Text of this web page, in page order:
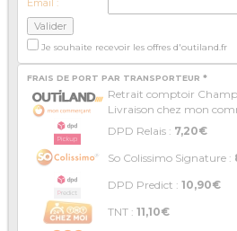
Email :
Je souhaite recevoir les offres d'outiland.fr
FRAIS DE PORT PAR TRANSPORTEUR *
Retrait comptoir
Livraison chez mon
DPD Relais : 7,20€
So Colissimo Signature :
DPD Predict : 10,90€
TNT : 11,10€